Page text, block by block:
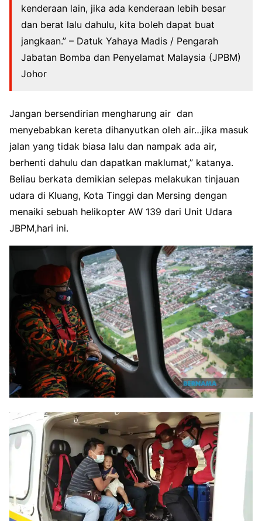
kenderaan lain, jika ada kenderaan lebih besar
dan berat lalu dahulu, kita boleh dapat buat
jangkaan.” – Datuk Yahaya Madis / Pengarah
Jabatan Bomba dan Penyelamat Malaysia (JPBM)
Johor
Jangan bersendirian mengharung air dan
menyebabkan kereta dihanyutkan oleh air…jika masuk
jalan yang tidak biasa lalu dan nampak ada air,
berhenti dahulu dan dapatkan maklumat,” katanya.
Beliau berkata demikian selepas melakukan tinjauan
udara di Kluang, Kota Tinggi dan Mersing dengan
menaiki sebuah helikopter AW 139 dari Unit Udara
JBPM,hari ini.